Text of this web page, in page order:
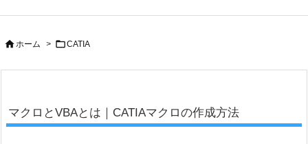

ホーム > CATIA
マクロとVBAとは｜CATIAマクロの作成方法